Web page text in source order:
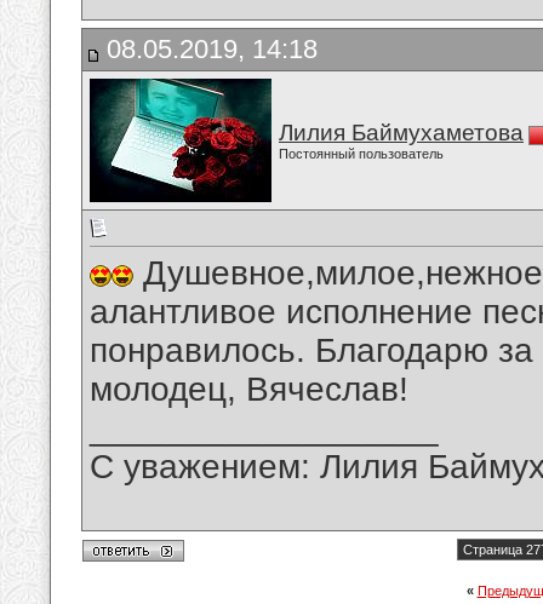
08.05.2019, 14:18
Лилия Баймухаметова
Постоянный пользователь
алантливое исполнение
понравилось. Благодарю
молодец, Вячеслав!
С уважением: Лилия
Страница
«